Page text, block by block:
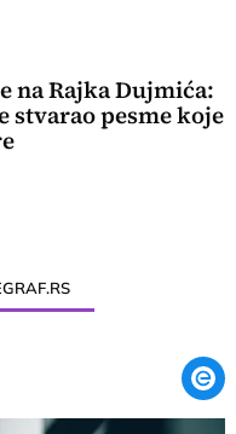
na Rajka Dujmića:
stvarao pesme koje